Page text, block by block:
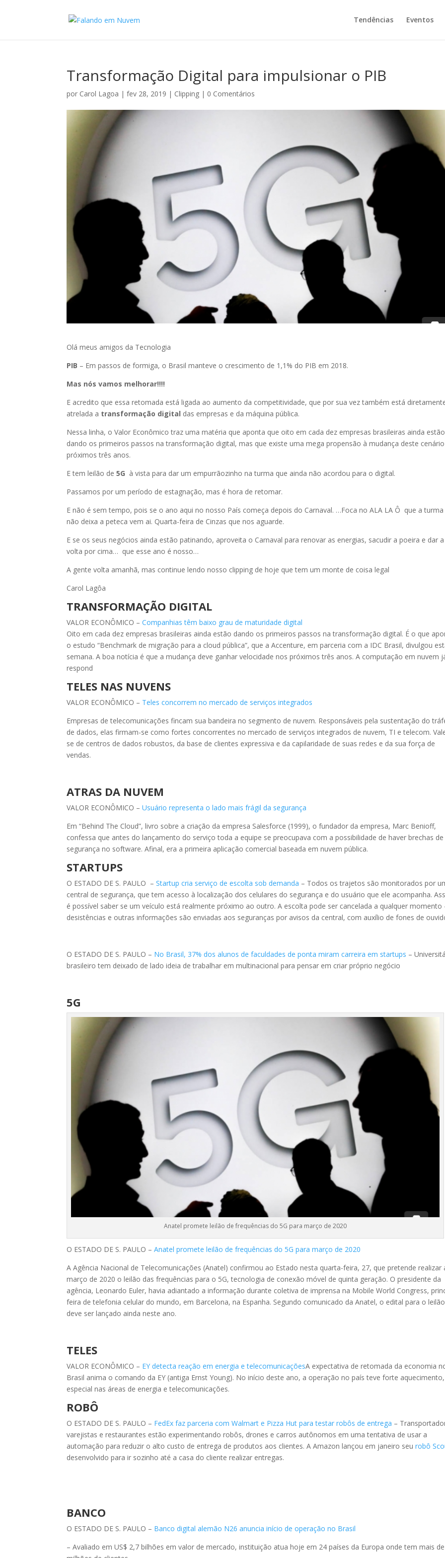
Tendências Eventos
Transformação Digital para impulsionar o PIB
por Carol Lagoa |fev 28, 2019 | Clipping | 0 Comentários
Olá meus amigos da Tecnologia
PIB – Em passos de formiga, o Brasil manteve o crescimento de 1,1% do PIB em 2018.
Mas nós vamos melhorar!!!!
E acredito que essa retomada está ligada ao aumento da competitividade, que por sua vez também está
atrelada a transformação digital das empresas e da máquina pública.
Nessa linha, o Valor Econômico traz uma matéria que aponta que oito em cada dez empresas brasileiras ainda estão
dando os primeiros passos na transformação digital, mas que existe uma mega propensão à mudança deste
próximos três anos.
E tem leilão de5G à vista para dar um empurrãozinho na turma que ainda não acordou para o digital.
Passamos por um período de estagnação, mas é hora de retomar.
E não é sem tempo, pois se o ano aqui no nosso País começa depois do Carnaval. …Foca no ALA LA Ô que a turma
não deixa a peteca vem ai. Quarta-feira de Cinzas que nos aguarde.
E se os seus negócios ainda estão patinando, aproveita o Carnaval para renovar as energias, sacudir a poeira e dar a
volta por cima… que esse ano é nosso…
A gente volta amanhã, mas continue lendo nosso clipping de hoje que tem um monte de coisa legal
Carol Lagôa
TRANSFORMAÇÃO DIGITAL
VALOR ECONÔMICO –Companhias têm baixo grau de maturidade digital
Oito em cada dez empresas brasileiras ainda estão dando os primeiros passos na transformação digital. É o que
o estudo “Benchmark de migração para a cloud pública”, que a Accenture, em parceria com a IDC Brasil, divulgou
semana. A boa notícia é que a mudança deve ganhar velocidade nos próximos três anos. A computação em nuvem
respond
TELES NAS NUVENS
VALOR ECONÔMICO – Teles concorrem no mercado de serviços integrados
Empresas de telecomunicações fincam sua bandeira no segmento de nuvem. Responsáveis pela sustentação do
de dados, elas firmam-se como fortes concorrentes no mercado de serviços integrados de nuvem, TI e telecom.
se de centros de dados robustos, da base de clientes expressiva e da capilaridade de suas redes e da sua força de
vendas.
ATRAS DA NUVEM
VALOR ECONÔMICO –Usuário representa o lado mais frágil da segurança
Em “Behind The Cloud”, livro sobre a criação da empresa Salesforce (1999), o fundador da empresa, Marc Benioff,
confessa que antes do lançamento do serviço toda a equipe se preocupava com a possibilidade de haver brechas de
segurança no software. Afinal, era a primeira aplicação comercial baseada em nuvem pública.
STARTUPS
O ESTADO DE S. PAULO ­ –Startup cria serviço de escolta sob demanda – Todos os trajetos são monitorados por
central de segurança, que tem acesso à localização dos celulares do segurança e do usuário que ele acompanha.
é possível saber se um veículo está realmente próximo ao outro. A escolta pode ser cancelada a qualquer momento
desistências e outras informações são enviadas aos seguranças por avisos da central, com auxílio de fones de
O ESTADO DE S. PAULO – No Brasil, 37% dos alunos de faculdades de ponta miram carreira em startups –
brasileiro tem deixado de lado ideia de trabalhar em multinacional para pensar em criar próprio negócio
5G
Anatel promete leilão de frequências do 5G para março de 2020
O ESTADO DE S. PAULO –Anatel promete leilão de frequências do 5G para março de 2020
A Agência Nacional de Telecomunicações (Anatel) confirmou ao Estado nesta quarta-feira, 27, que pretende realizar
março de 2020 o leilão das frequências para o 5G, tecnologia de conexão móvel de quinta geração. O presidente da
agência, Leonardo Euler, havia adiantado a informação durante coletiva de imprensa na Mobile World Congress,
feira de telefonia celular do mundo, em Barcelona, na Espanha. Segundo comunicado da Anatel, o edital para o leilão
deve ser lançado ainda neste ano.
TELES
VALOR ECONÔMICO – EY detecta reação em energia e telecomunicaçõesA expectativa de retomada da economia
Brasil anima o comando da EY (antiga Ernst Young). No início deste ano, a operação no país teve forte
especial nas áreas de energia e telecomunicações.
ROBÔ
O ESTADO DE S. PAULO – FedEx faz parceria com Walmart e Pizza Hut para testar robôs de entrega –
varejistas e restaurantes estão experimentando robôs, drones e carros autônomos em uma tentativa de usar a
automação para reduzir o alto custo de entrega de produtos aos clientes. A Amazon lançou em janeiro seurobô
desenvolvido para ir sozinho até a casa do cliente realizar entregas.
BANCO
O ESTADO DE S. PAULO – Banco digital alemão N26 anuncia início de operação no Brasil
– Avaliado em US$ 2,7 bilhões em valor de mercado, instituição atua hoje em 24 países da Europa onde tem mais